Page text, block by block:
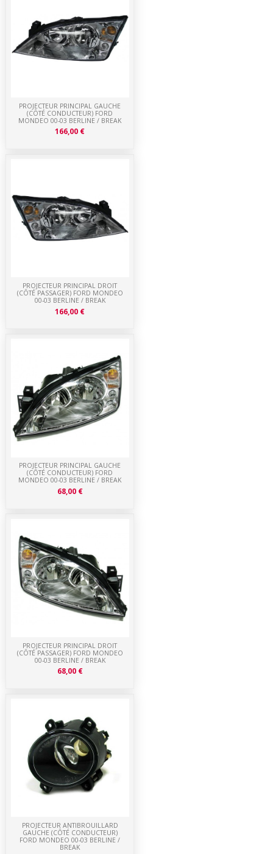
PROJECTEUR ANTIBROUILLARD
GAUCHE (CÔTÉ CONDUCTEUR)
FORD MONDEO 00-03 BERLINE /
BREAK
PROJECTEUR PRINCIPAL DROIT
(CÔTÉ PASSAGER) FORD MONDEO
00-03 BERLINE / BREAK
68,00 €
PROJECTEUR PRINCIPAL GAUCHE
(CÔTÉ CONDUCTEUR) FORD
MONDEO 00-03 BERLINE / BREAK
68,00 €
PROJECTEUR PRINCIPAL DROIT
(CÔTÉ PASSAGER) FORD MONDEO
00-03 BERLINE / BREAK
166,00 €
PROJECTEUR PRINCIPAL GAUCHE
(CÔTÉ CONDUCTEUR) FORD
MONDEO 00-03 BERLINE / BREAK
166,00 €